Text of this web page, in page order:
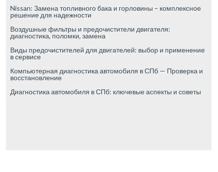
Nissan: Замена топливного бака и горловины – комплексное
решение для надежности
Воздушные фильтры и предочистители двигателя:
диагностика, поломки, замена
Виды предочистителей для двигателей: выбор и применение
в сервисе
Компьютерная диагностика автомобиля в СПб — Проверка и
восстановление
Диагностика автомобиля в СПб: ключевые аспекты и советы